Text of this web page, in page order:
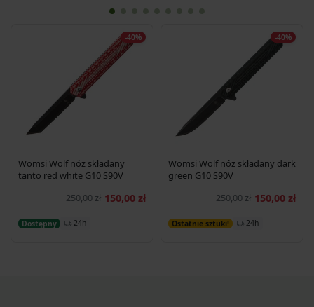
-40%
Womsi Wolf nóż składany
tanto red white G10 S90V
250,00 zł 150,00 zł
Dostępny 24h
Dodaj do koszyka
-40%
Womsi Wolf nóż składany dark
green G10 S90V
250,00 zł 150,00 zł
Ostatnie sztuki! 24h
Dodaj do koszyka